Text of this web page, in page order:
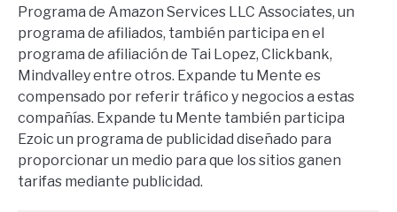
Programa de Amazon Services LLC Associates, un
programa de afiliados, también participa en el
programa de afiliación de Tai Lopez, Clickbank,
Mindvalley entre otros. Expande tu Mente es
compensado por referir tráfico y negocios a estas
compañías. Expande tu Mente también participa
Ezoic un programa de publicidad diseñado para
proporcionar un medio para que los sitios ganen
tarifas mediante publicidad.